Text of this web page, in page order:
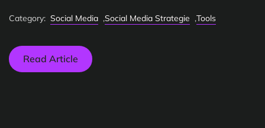
Category: Social Media ,Social Media Strategie ,Tools
Read Article